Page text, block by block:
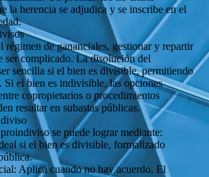
la herencia se adjudica y se inscribe en el
régimen de gananciales, gestionar y repartir
ser complicado. La disolución del
sencilla si el bien es divisible, permitiendo
Si el bien es indivisible, las opciones
copropietarios o procedimientos
resultar en subastas públicas.
se puede lograr mediante:
si el bien es divisible, formalizado
Aplica cuando no hay acuerdo. El